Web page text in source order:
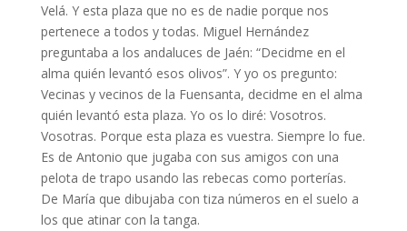
Velá. Y esta plaza que no es de nadie porque nos
pertenece a todos y todas. Miguel Hernández
preguntaba a los andaluces de Jaén: “Decidme en el
alma quién levantó esos olivos”. Y yo os pregunto:
Vecinas y vecinos de la Fuensanta, decidme en el alma
quién levantó esta plaza. Yo os lo diré: Vosotros.
Vosotras. Porque esta plaza es vuestra. Siempre lo fue.
Es de Antonio que jugaba con sus amigos con una
pelota de trapo usando las rebecas como porterías.
De María que dibujaba con tiza números en el suelo a
los que atinar con la tanga.